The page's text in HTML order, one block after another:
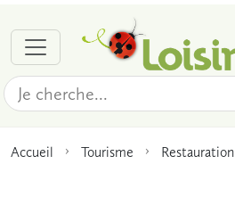
Accueil Tourisme Restauration